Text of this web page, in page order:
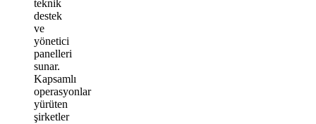
teknik
destek
ve
yönetici
panelleri
sunar.
Kapsamlı
operasyonlar
yürüten
şirketler